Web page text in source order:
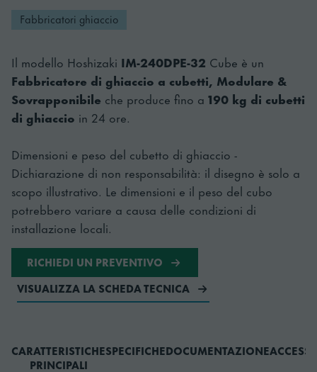
Fabbricatori ghiaccio
Il modello Hoshizaki IM-240DPE-32 Cube è un
Fabbricatore di ghiaccio a cubetti, Modulare &
Sovrapponibile che produce fino a 190 kg di cubetti
di ghiaccio in 24 ore.
Dimensioni e peso del cubetto di ghiaccio -
Dichiarazione di non responsabilità: il disegno è solo a
scopo illustrativo. Le dimensioni e il peso del cubo
potrebbero variare a causa delle condizioni di
installazione locali.
RICHIEDI UN PREVENTIVO
VISUALIZZA LA SCHEDA TECNICA
CARATTERISTICHE
PRINCIPALI
SPECIFICHEDOCUMENTAZIONE